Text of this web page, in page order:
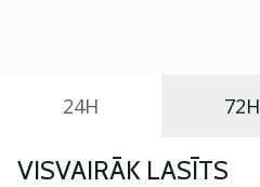
24H 72H
VISVAIRĀK LASĪTS